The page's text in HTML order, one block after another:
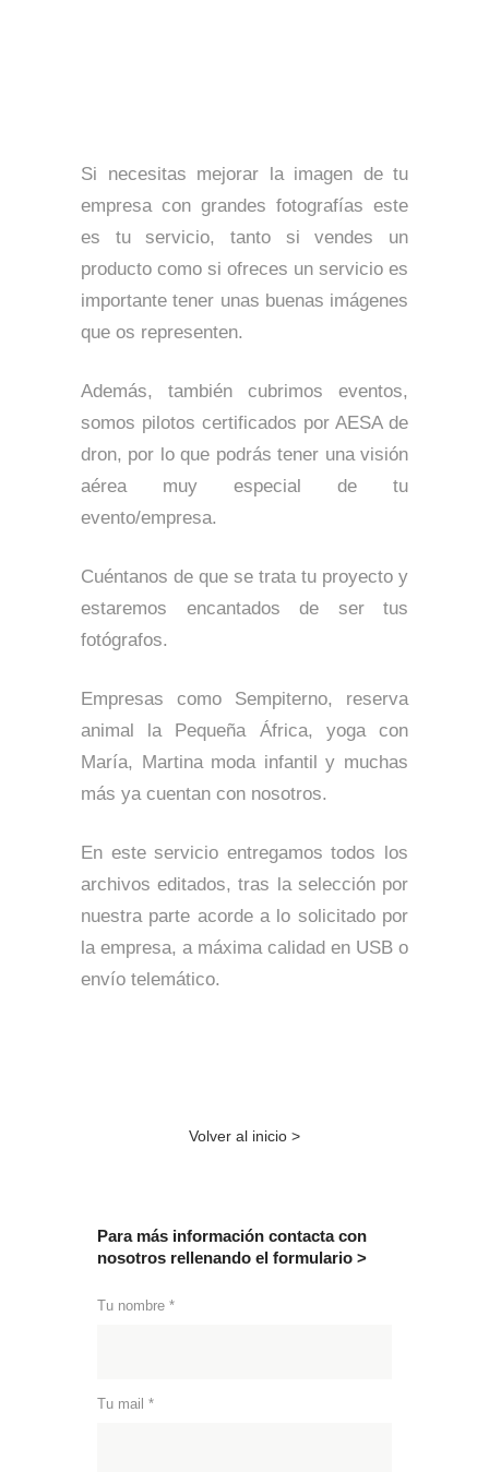
Si necesitas mejorar la imagen de tu
empresa con grandes fotografías este
es tu servicio, tanto si vendes un
producto como si ofreces un servicio es
importante tener unas buenas imágenes
que os representen.
Además, también cubrimos eventos,
somos pilotos certificados por AESA de
dron, por lo que podrás tener una visión
aérea muy especial de tu
evento/empresa.
Cuéntanos de que se trata tu proyecto y
estaremos encantados de ser tus
fotógrafos.
Empresas como Sempiterno, reserva
animal la Pequeña África, yoga con
María, Martina moda infantil y muchas
más ya cuentan con nosotros.
En este servicio entregamos todos los
archivos editados, tras la selección por
nuestra parte acorde a lo solicitado por
la empresa, a máxima calidad en USB o
envío telemático.
Volver al inicio >
Para más información contacta con
nosotros rellenando el formulario >
Tu nombre *
Tu mail *